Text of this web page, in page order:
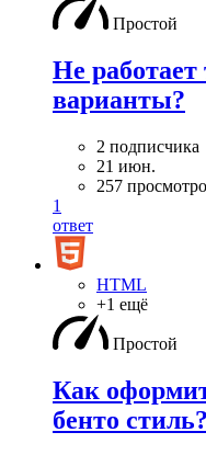
Простой
Не работает
варианты?
2 подписчика
21 июн.
257
1
ответ
HTML
+1 ещё
Простой
Как
бенто стиль?